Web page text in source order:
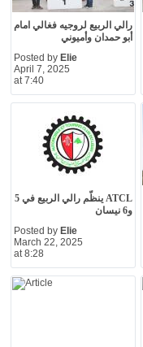
رالي الربيع لروجيه فغالي امام
أبو حمدان وأميوني
Posted by Elie
April 7, 2025
at 7:40
ATCL ينظّم رالي الربيع في 5
و6 نيسان
Posted by Elie
March 22, 2025
at 8:28